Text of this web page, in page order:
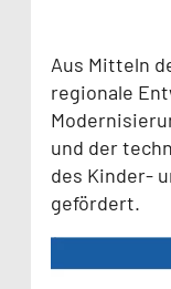
Aus Mitteln
regionale
und der
des Kinder-
gefördert.